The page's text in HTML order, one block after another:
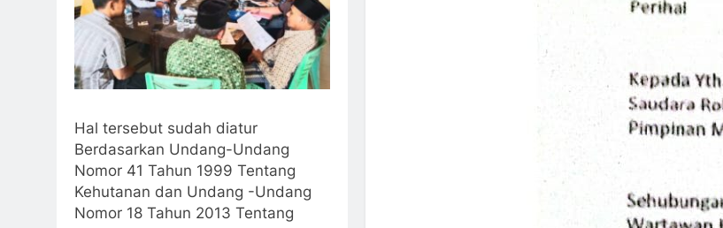
Hal tersebut sudah diatur
Berdasarkan Undang-Undang
Nomor 41 Tahun 1999 Tentang
Kehutanan dan Undang -Undang
Nomor 18 Tahun 2013 Tentang